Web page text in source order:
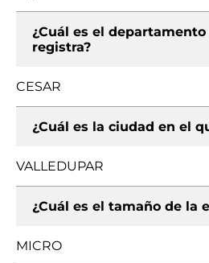
¿Cuál es el
registra?
CESAR
¿Cuál es la ciudad en el
VALLEDUPAR
¿Cuál es el tamaño de la
MICRO